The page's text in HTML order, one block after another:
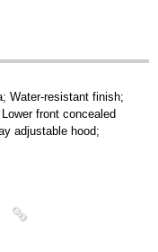
Water-resistant finish;
front concealed
adjustable hood;